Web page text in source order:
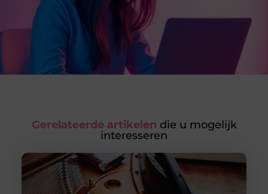
Gerelateerde artikelen die u mogelijk
interesseren